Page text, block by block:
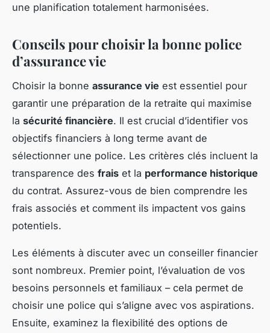
une planification totalement harmonisées.
Conseils pour choisir la bonne police
d’assurance vie
Choisir la bonne assurance vie est essentiel pour
garantir une préparation de la retraite qui maximise
la sécurité financière. Il est crucial d’identifier vos
objectifs financiers à long terme avant de
sélectionner une police. Les critères clés incluent la
transparence des frais et la performance historique
du contrat. Assurez-vous de bien comprendre les
frais associés et comment ils impactent vos gains
potentiels.
Les éléments à discuter avec un conseiller financier
sont nombreux. Premier point, l’évaluation de vos
besoins personnels et familiaux – cela permet de
choisir une police qui s’aligne avec vos aspirations.
Ensuite, examinez la flexibilité des options de